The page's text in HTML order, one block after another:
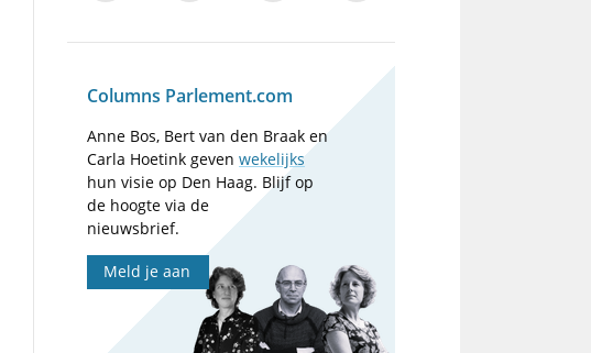
Columns Parlement.com
Anne Bos, Bert van den Braak en
Carla Hoetink gevenwekelijks
hun visie op Den Haag. Blijf op
de hoogte via de
nieuwsbrief.
Meld je aan